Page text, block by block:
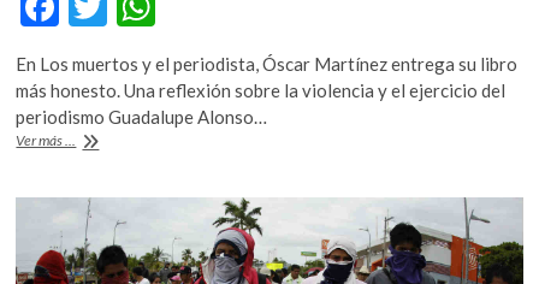
e
b
o
o
k
w
itt
er
h
at
s
p
p
En Los muertos y el periodista, Óscar Martínez entrega su libro
más honesto. Una reflexión sobre la violencia y el ejercicio del
periodismo Guadalupe Alonso…
Ver más ... ¿El
cosas?